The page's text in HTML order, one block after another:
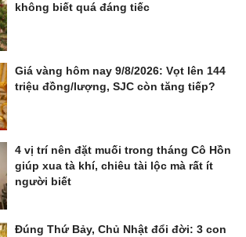
không biết quá đáng tiếc
Giá vàng hôm nay 9/8/2026: Vọt lên 144
triệu đồng/lượng, SJC còn tăng tiếp?
4 vị trí nên đặt muối trong tháng Cô Hồn
giúp xua tà khí, chiêu tài lộc mà rất ít
người biết
Đúng Thứ Bảy, Chủ Nhật đổi đời: 3 con